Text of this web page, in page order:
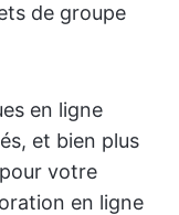
de groupe
en ligne
et bien plus
votre
en ligne